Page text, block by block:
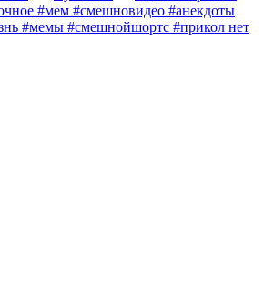
#мем #смешновидео #анекдоты
#мемы #смешнойшортс #прикол нет